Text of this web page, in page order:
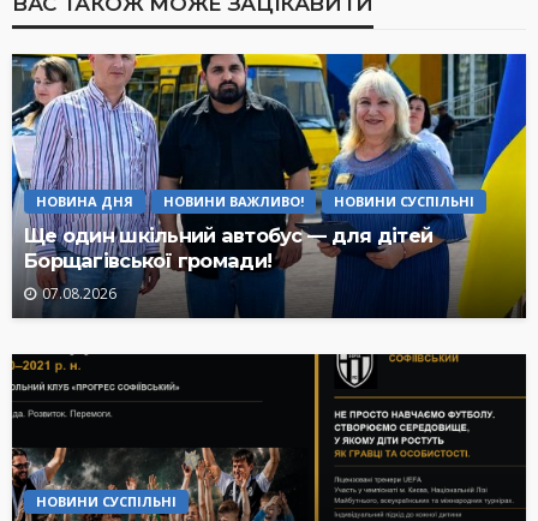
НОВИНА ДНЯ НОВИНИ ВАЖЛИВО! НОВИНИ СУСПІЛЬНІ
Ще один шкільний автобус — для дітей
Борщагівської громади!
07.08.2026
НОВИНИ СУСПІЛЬНІ